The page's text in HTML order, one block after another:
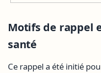
Motifs de rappel
santé
Ce rappel a été initié